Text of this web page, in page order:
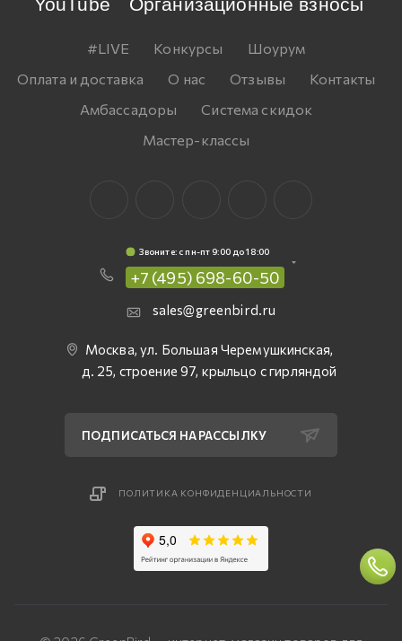
#LIVE Конкурсы
Шоурум
Оплата и доставка
О нас Отзывы
Контакты
Амбассадоры
Система скидок
Мастер-классы
Звоните: c пн-пт 9:00 до 18:00
+7 (495) 698-60-50
sales@greenbird.ru
Москва, ул. Большая Черемушкинская,
д. 25, строение 97, крыльцо с гирляндой
ПОДПИСАТЬСЯ НА РАССЫЛКУ
ПОЛИТИКА КОНФИДЕНЦИАЛЬНОСТИ